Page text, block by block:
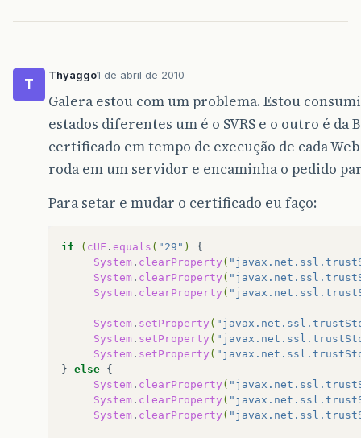
T
Thyaggo1 de abril de 2010
Galera estou com um problema. Estou
estados diferentes um é o SVRS e o outro é da
certificado em tempo de execução de cada
roda em um servidor e encaminha o pedido
Para setar e mudar o certificado eu faço:
if ( cUF . equals ( "29" )
System . clearProperty (
System . clearProperty (
System . clearProperty (
System . setProperty (
System . setProperty (
System . setProperty (
} else
System . clearProperty (
System . clearProperty (
System . clearProperty (